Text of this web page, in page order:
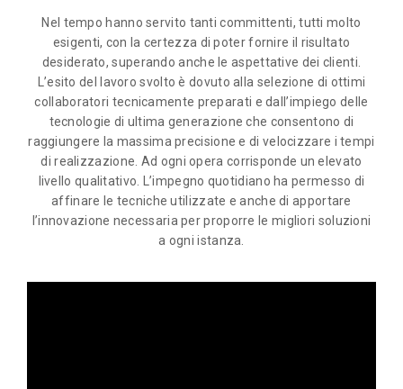
Nel tempo hanno servito tanti committenti, tutti molto
esigenti, con la certezza di poter fornire il risultato
desiderato, superando anche le aspettative dei clienti.
L’esito del lavoro svolto è dovuto alla selezione di ottimi
collaboratori tecnicamente preparati e dall’impiego delle
tecnologie di ultima generazione che consentono di
raggiungere la massima precisione e di velocizzare i tempi
di realizzazione. Ad ogni opera corrisponde un elevato
livello qualitativo. L’impegno quotidiano ha permesso di
affinare le tecniche utilizzate e anche di apportare
l’innovazione necessaria per proporre le migliori soluzioni
a ogni istanza.